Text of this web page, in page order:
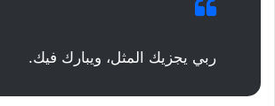
ربي يجزيك المثل، ويبارك فيك.